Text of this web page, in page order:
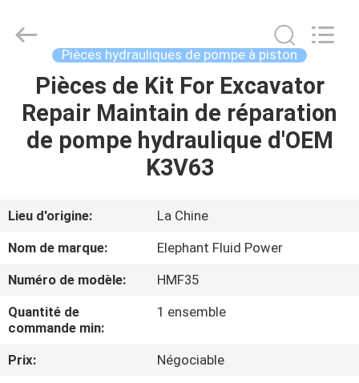
MAISON
PRODUITS
SUJET
DE
NOUS
VISITE
D'USINE
Elephant
Fluid
Pièces hydrauliques de pompe à piston
Pièces de Kit For Excavator
Repair Maintain de réparation
de pompe hydraulique d'OEM
K3V63
Lieu d'origine:
La Chine
Nom de marque:
Elephant Fluid Power
Numéro de modèle:
HMF35
Quantité de
commande min:
1 ensemble
Prix:
Négociable